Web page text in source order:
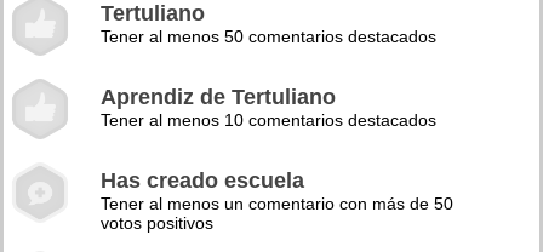
Tertuliano
Tener al menos 50 comentarios destacados
Aprendiz de Tertuliano
Tener al menos 10 comentarios destacados
Has creado escuela
Tener al menos un comentario con más de 50
votos positivos